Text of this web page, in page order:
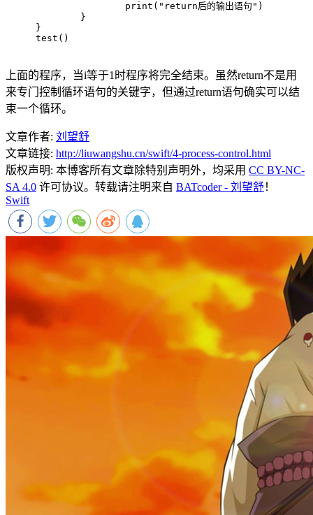
print ( "return后的输出语句" )
	}
}
test()
上面的程序，当i等于1时程序将完全结束。虽然return不是用
来专门控制循环语句的关键字，但通过return语句确实可以结
束一个循环。
文章作者: 刘望舒
文章链接: http://liuwangshu.cn/swift/4-process-control.html
版权声明: 本博客所有文章除特别声明外，均采用 CC BY-NC-
SA 4.0 许可协议。转载请注明来自 BATcoder - 刘望舒！
Swift